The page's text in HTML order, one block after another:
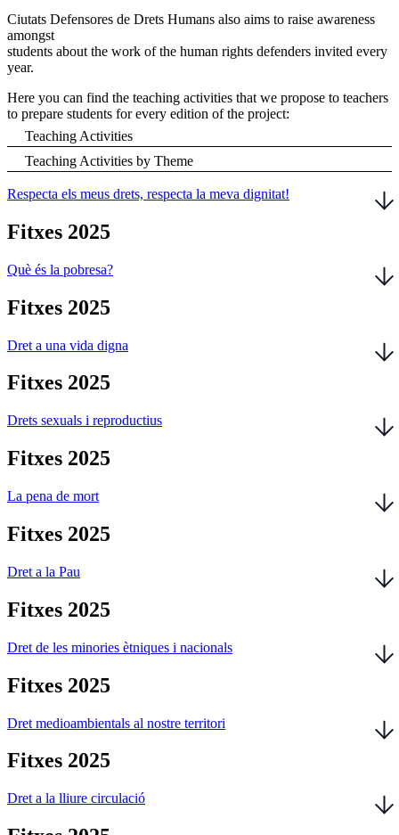
Ciutats Defensores de Drets Humans also aims to raise awareness
amongst
students about the work of the human rights defenders invited every
year.
Here you can find the teaching activities that we propose to teachers
to prepare students for every edition of the project:
Teaching Activities
Teaching Activities by Theme
Respecta els meus drets, respecta la meva dignitat!
Fitxes 2025
Què és la pobresa?
Fitxes 2025
Dret a una vida digna
Fitxes 2025
Drets sexuals i reproductius
Fitxes 2025
La pena de mort
Fitxes 2025
Dret a la Pau
Fitxes 2025
Dret de les minories ètniques i nacionals
Fitxes 2025
Dret medioambientals al nostre territori
Fitxes 2025
Dret a la lliure circulació